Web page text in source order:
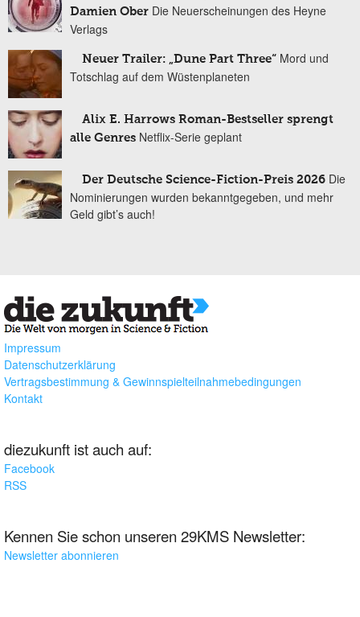
Damien Ober Die Neuerscheinungen des Heyne
Verlags
Neuer Trailer: „Dune Part Three“ Mord und
Totschlag auf dem Wüstenplaneten
Alix E. Harrows Roman-Bestseller sprengt
alle Genres Netflix-Serie geplant
Der Deutsche Science-Fiction-Preis 2026 Die
Nominierungen wurden bekanntgegeben, und mehr
Geld gibt’s auch!
Impressum
Datenschutzerklärung
Vertragsbestimmung & Gewinnspielteilnahmebedingungen
Kontakt
diezukunft ist auch auf:
Facebook
RSS
Kennen Sie schon unseren 29KMS Newsletter:
Newsletter abonnieren